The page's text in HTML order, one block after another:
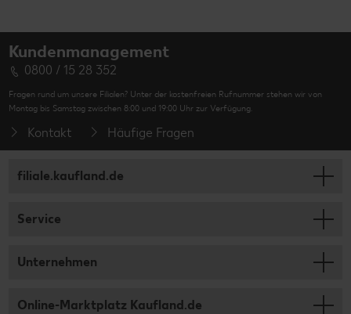
Kundenmanagement
0800 / 15 28 352
Fragen rund um unsere Filialen? Unter der kostenfreien Rufnummer stehen wir von
Montag bis Samstag zwischen 8:00 und 19:00 Uhr zur Verfügung.
Kontakt Häufige Fragen
filiale.kaufland.de
Service
Unternehmen
Online-Marktplatz Kaufland.de